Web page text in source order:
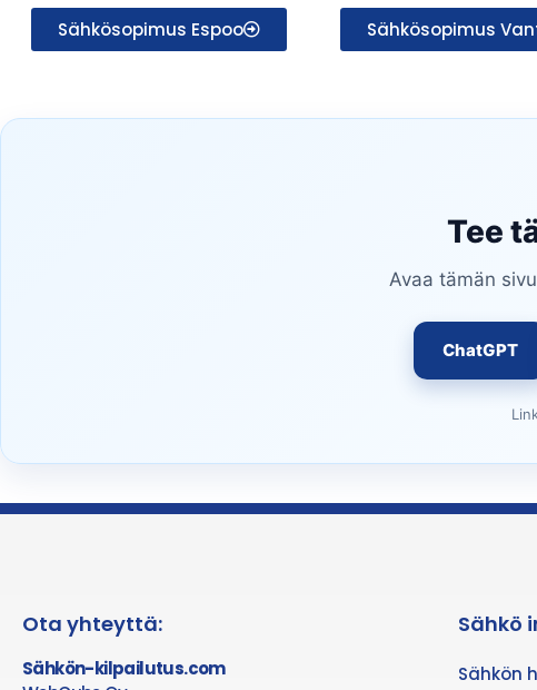
Sähkösopimus Espoo Sähkösopimus
Tee
Avaa tämän
ChatGPT
Ota yhteyttä:
Sähkön-kilpailutus.com
Sähkö
Sähkön